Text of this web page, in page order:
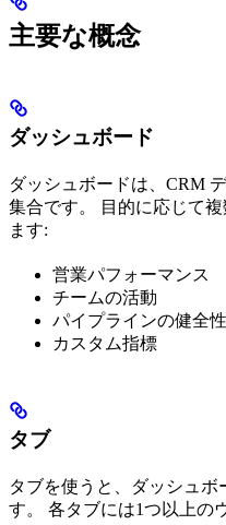
主要な概念
ダッシュボード
ダッシュボードは、CRM
集合です。 目的に応じて
ます:
営業パフォーマンス
チームの活動
パイプラインの健全性
カスタム指標
タブ
タブを使うと、ダッシュボ
す。 各タブには1つ以上の